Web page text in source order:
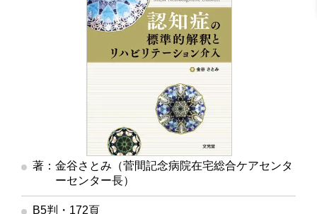
著：金谷さとみ（菅間記念病院在宅総合ケアセンタ
ーセンター長）
B5判・172頁